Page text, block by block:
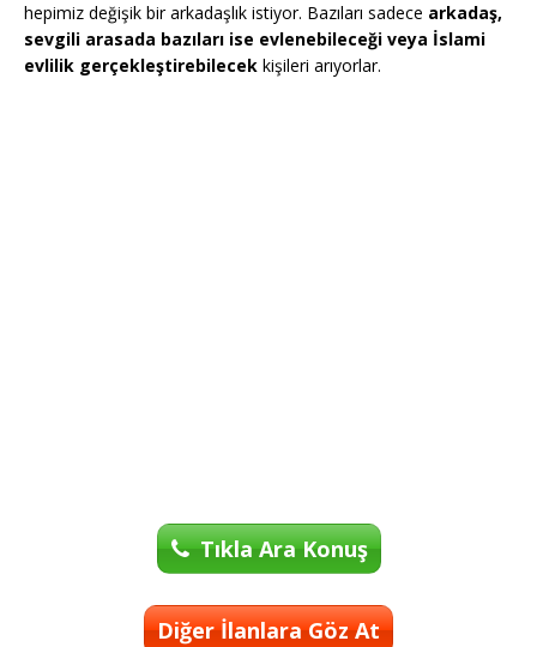
hepimiz değişik bir arkadaşlık istiyor. Bazıları sadece arkadaş,
sevgili arasada bazıları ise evlenebileceği veya İslami
evlilik gerçekleştirebilecek kişileri arıyorlar.
Tıkla Ara Konuş
Diğer İlanlara Göz At